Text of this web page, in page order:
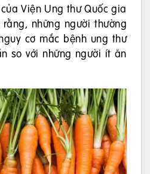
Viện Ung thư Quốc gia
những người thường
cơ mắc bệnh ung thư
so với những người ít ăn